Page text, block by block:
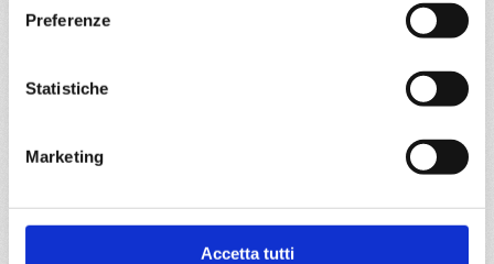
Preferenze
Statistiche
Marketing
Accetta tutti
Mediterraneo
€ 413
€ 413